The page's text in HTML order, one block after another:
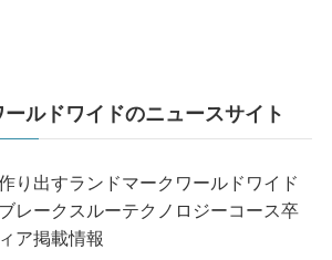
ルドワイドのニュースサイト
り出すランドマークワールドワイド
レークスルーテクノロジーコース卒
ア掲載情報